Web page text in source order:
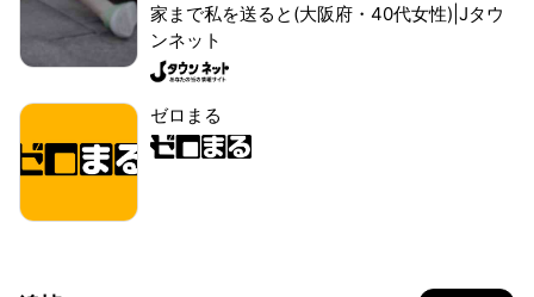
家まで私を送ると(大阪府・40代女性)|Jタウ
ンネット
ゼロまる